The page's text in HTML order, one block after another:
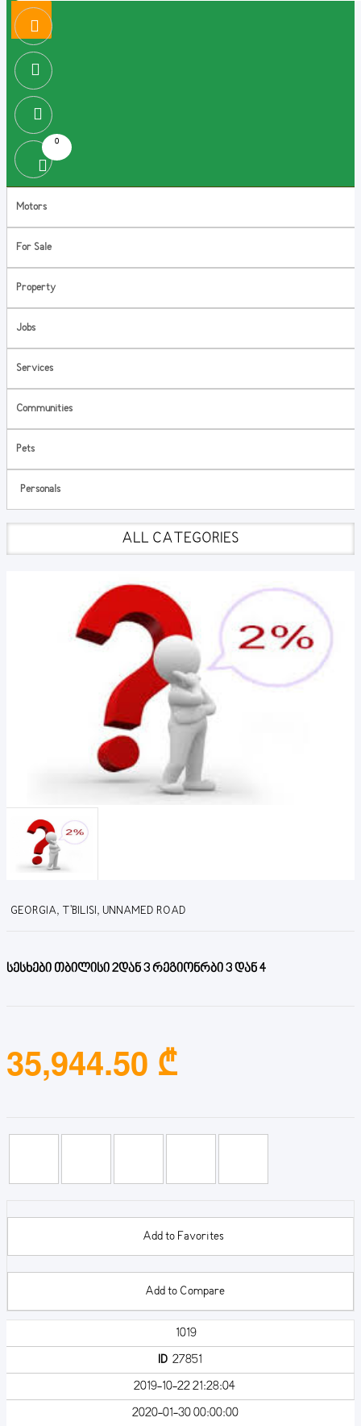
0
Motors
For Sale
Property
Jobs
Services
Communities
Pets
Personals
ALL CATEGORIES
GEORGIA, T'BILISI, UNNAMED ROAD
სესხები თბილისი 2დან 3 რეგიონრბი 3 დან 4
35,944.50 ₾
Add to Favorites
Add to Compare
1019
ID 27851
2019-10-22 21:28:04
2020-01-30 00:00:00